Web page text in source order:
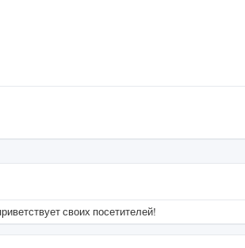
своих посетителей!